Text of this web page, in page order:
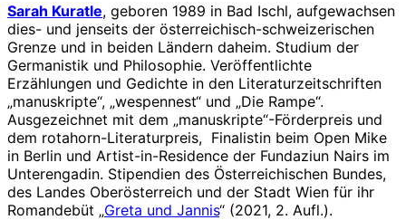
Sarah Kuratle, geboren 1989 in Bad Ischl, aufgewachsen
dies- und jenseits der österreichisch-schweizerischen
Grenze und in beiden Ländern daheim. Studium der
Germanistik und Philosophie. Veröffentlichte
Erzählungen und Gedichte in den Literaturzeitschriften
„manuskripte“, „wespennest“ und „Die Rampe“.
Ausgezeichnet mit dem „manuskripte“-Förderpreis und
dem rotahorn-Literaturpreis, Finalistin beim Open Mike
in Berlin und Artist-in-Residence der Fundaziun Nairs im
Unterengadin. Stipendien des Österreichischen Bundes,
des Landes Oberösterreich und der Stadt Wien für ihr
Romandebüt „Greta und Jannis“ (2021, 2. Aufl.).